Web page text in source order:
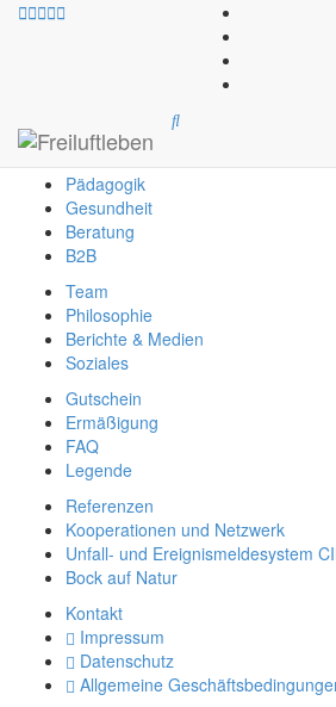
info@freiluftleben.at
Freiluftleben
Pädagogik
Gesundheit
Beratung
B2B
Team
Philosophie
Berichte & Medien
Soziales
Gutschein
Ermäßigung
FAQ
Legende
Referenzen
Kooperationen und Netzwerk
Unfall- und Ereignismeldesystem
Bock auf Natur
Kontakt
Impressum
Datenschutz
Allgemeine